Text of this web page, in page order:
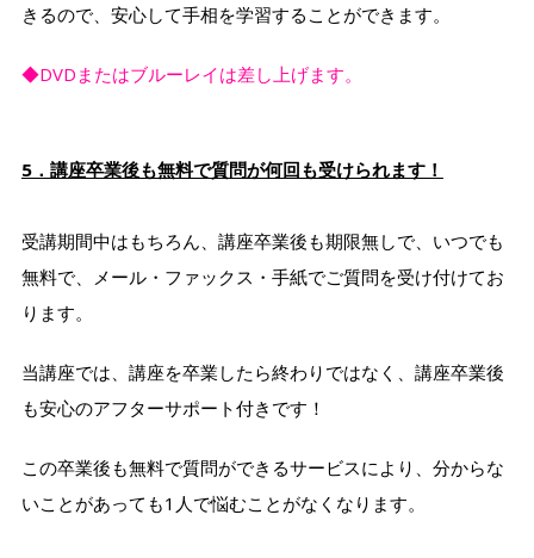
きるので、安心して手相を学習することができます。
◆DVDまたはブルーレイは差し上げます。
5．講座卒業後も無料で質問が何回も受けられます！
受講期間中はもちろん、講座卒業後も期限無しで、いつでも
無料で、メール・ファックス・手紙でご質問を受け付けてお
ります。
当講座では、講座を卒業したら終わりではなく、講座卒業後
も安心のアフターサポート付きです！
この卒業後も無料で質問ができるサービスにより、分からな
いことがあっても1人で悩むことがなくなります。